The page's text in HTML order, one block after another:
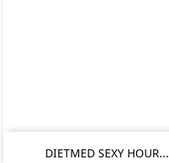
DIETMED SEXY HOUR...
 Vista rápida